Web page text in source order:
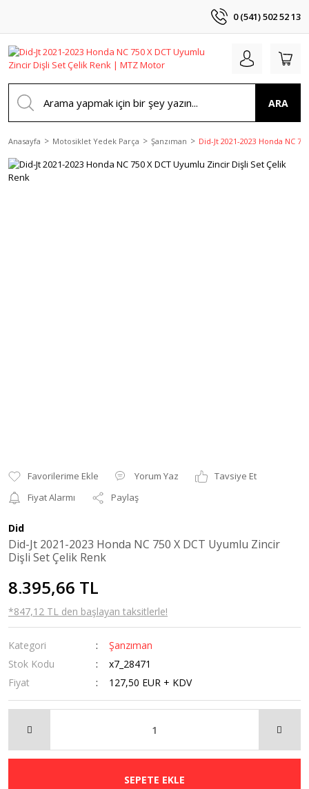
0 (541) 502 52 13
ARA
Anasayfa Motosiklet Yedek Parça Şanzıman Did-Jt 2021-2023 Honda NC
Yorum Yaz
Tavsiye Et
Fiyat Alarmı
Paylaş
Did
Did-Jt 2021-2023 Honda NC 750 X DCT Uyumlu Zincir
Dişli Set Çelik Renk
8.395,66 TL
*847,12 TL den başlayan taksitlerle!
Kategori
Şanzıman
Stok Kodu
x7_28471
Fiyat
127,50 EUR + KDV
SEPETE EKLE